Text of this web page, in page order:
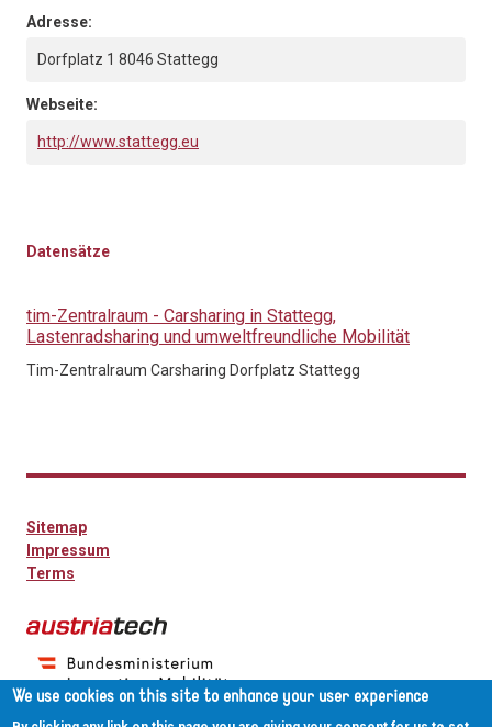
Adresse:
Dorfplatz 1 8046 Stattegg
Webseite:
http://www.stattegg.eu
Datensätze
tim-Zentralraum - Carsharing in Stattegg,
Lastenradsharing und umweltfreundliche Mobilität
Tim-Zentralraum Carsharing Dorfplatz Stattegg
Sitemap
Impressum
Terms
We use cookies on this site to enhance your user experience